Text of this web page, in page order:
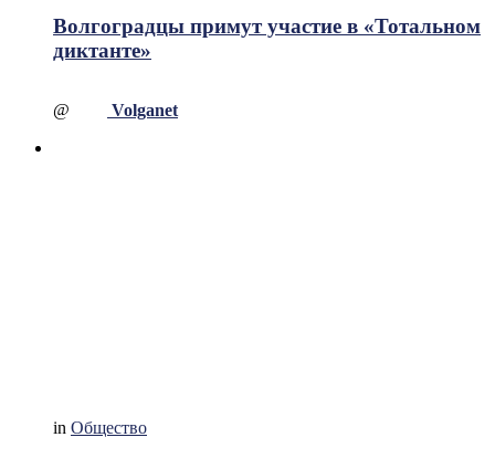
Волгоградцы примут участие в «Тотальном
диктанте»
@ Volganet
in Общество